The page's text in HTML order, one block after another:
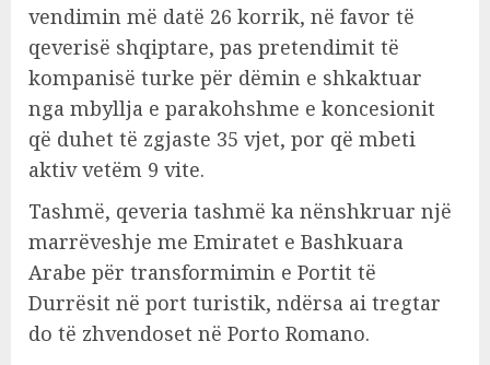
vendimin më datë 26 korrik, në favor të
qeverisë shqiptare, pas pretendimit të
kompanisë turke për dëmin e shkaktuar
nga mbyllja e parakohshme e koncesionit
që duhet të zgjaste 35 vjet, por që mbeti
aktiv vetëm 9 vite.
Tashmë, qeveria tashmë ka nënshkruar një
marrëveshje me Emiratet e Bashkuara
Arabe për transformimin e Portit të
Durrësit në port turistik, ndërsa ai tregtar
do të zhvendoset në Porto Romano.